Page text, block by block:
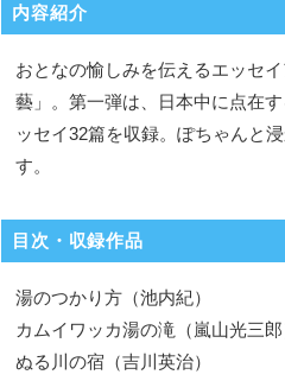
内容紹介
おとなの愉しみを伝えるエッセ
藝」。第一弾は、日本中に点在
ッセイ32篇を収録。ぽちゃんと
す。
目次・収録作品
湯のつかり方（池内紀）
カムイワッカ湯の滝（嵐山光三郎
ぬる川の宿（吉川英治）